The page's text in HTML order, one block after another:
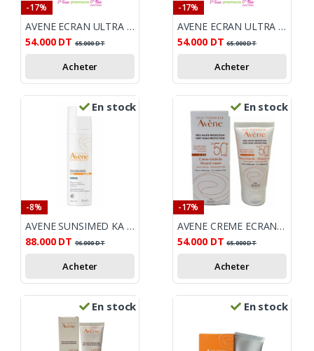
-17%
AVENE ECRAN ULTRA FLUIDE ECLAT/ RADIANCE 50ML + APRES - SOLEIL OFFERT
54.000 DT 65.000DT
Acheter
-17%
AVENE ECRAN ULTRA FLUID PERFECTEUR TEINTE SPF50+ 50ML + AVENE APRES SOLEIL OFFERT
54.000 DT 65.000DT
Acheter
En stock
-8%
AVENE SUNSIMED KA 80 ML
88.000 DT 96.000DT
Acheter
En stock
-17%
AVENE CREME ECRAN MINERALE HAUTE PROTECTION SPF 50+ 50ML
54.000 DT 65.000DT
Acheter
En stock En stock